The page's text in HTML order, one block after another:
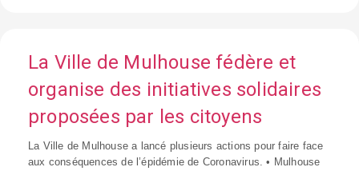
La Ville de Mulhouse fédère et
organise des initiatives solidaires
proposées par les citoyens
La Ville de Mulhouse a lancé plusieurs actions pour faire face
aux conséquences de l’épidémie de Coronavirus. • Mulhouse